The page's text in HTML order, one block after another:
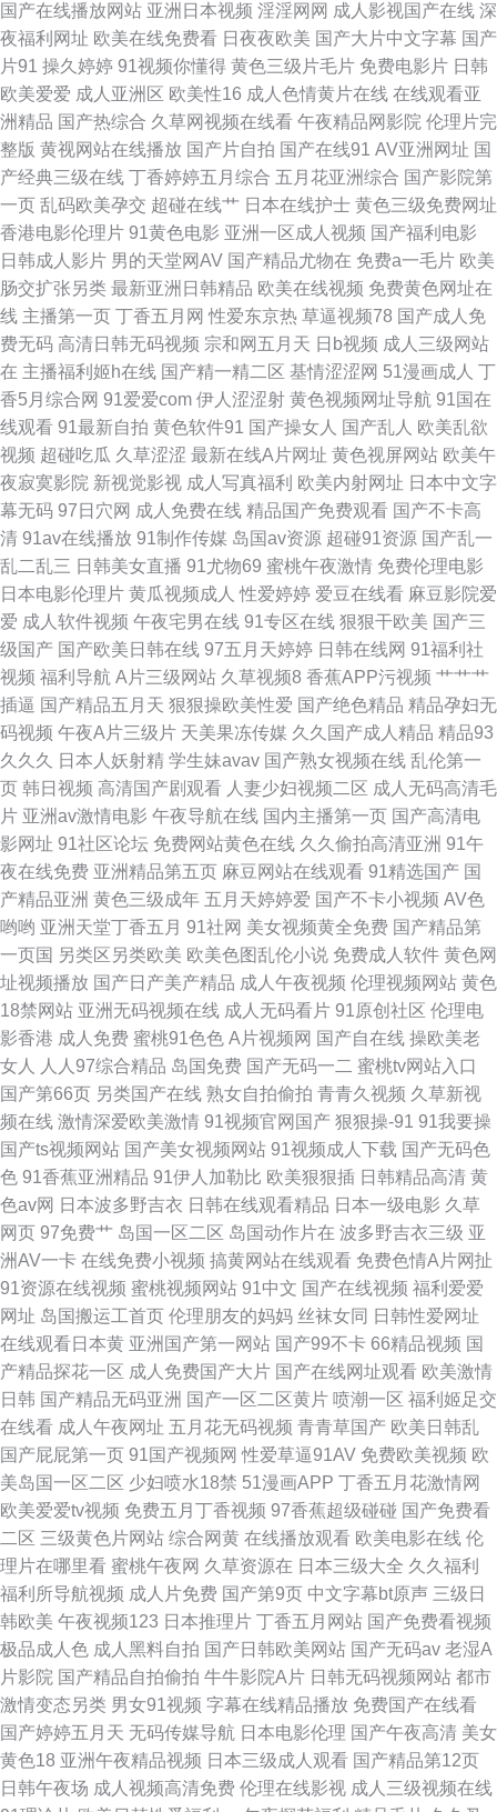
久久久 91在线观看新地址 激情网 日韩精彩视频 91次巨乳一区 99热香港 福
利AV一区 91在线小视频 超碰人妻91 国产精品久久码一 簧片网站 蜗牛姜与
影视 99福利视频 激情综合色丁香一区二区 色热热玖玖 91国产视频在线观看
吃瓜 超级教师2免费版电视剧 欧美色综合 男女上床视频 97电影在线观看 久
久a在线视频观看香蕉 午夜A级 97在线观看视频 黄色视频免费看 日韩三级网
站免费 91豆花网页进入 第一导航免费福利网站 日韩小视频网站 91青青娱乐
国产色噜噜噜 歐美月肥婆xxx 91叉啊插 板栗电影网官网 久久视频a在线 思思
精品干免费观看 91蜜臀在线视频免费 国产精品三级在线 飘花网电影网 91AV
欧美 97色插 论理在线 小苹果未删减版电影 99大香蕉 九1网页熊猫 色色在线
www 国产久久久精品 日韩午夜理论片 91蜜桃R18入口 国产精品日韩久久久
屁屁影视6 91操机视频 波多野吉衣家庭教师 蜜桃视频蜜桃app 91tv 成年黑
丝一区在线 免费观看的黄色片 亚洲美女香蕉视频在线 日本加勒比av 91视频
国产精品观看 国产色色在线 日本私人肉肉 91豆花社区精品国产 大香蕉網大
香蕉 欧美一区二区三区激情视频 91厕拍 白丝唐伯虎 草莓视频网站在线观看
亚洲导航 97超碰总站 九九热在线精品视频 亚洲国产欧美另类在线一区 av不
卡在线 噼里啪啦在线完整免费高清 91肥BB导航在线 成人在线专区 欧美群交
一区 2018好看的电影 俺去颜色官网 免费视频 野花电影3在线 99精品和97优
品 久久久成人无码视频 亚洲不卡无码一区二区三区 97另类高清影院 欧美激
情一区二区在线 91的美女视频真人版 高清电影网站免费 飘花电影网手机观
看版 91视频新地址 坏123导航福利大全 五月天社区 97超碰在线免费 玖玖草
视频 爱豆视频在线免费看 无码AV无码天堂资源网 97人人超碰97在线
国产在线播放网站 亚洲日本视频 淫淫网网 成人影视国产在线 深
夜福利网址 欧美在线免费看 日夜夜欧美 国产大片中文字幕 国产
片91 操久婷婷 91视频你懂得 黄色三级片毛片 免费电影片 日韩
欧美爱爱 成人亚洲区 欧美性16 成人色情黄片在线 在线观看亚
洲精品 国产热综合 久草网视频在线看 午夜精品网影院 伦理片完
整版 黄视网站在线播放 国产片自拍 国产在线91 AV亚洲网址 国
产经典三级在线 丁香婷婷五月综合 五月花亚洲综合 国产影院第
一页 乱码欧美孕交 超碰在线艹 日本在线护士 黄色三级免费网址
香港电影伦理片 91黄色电影 亚洲一区成人视频 国产福利电影
日韩成人影片 男的天堂网AV 国产精品尤物在 免费a一毛片 欧美
肠交扩张另类 最新亚洲日韩精品 欧美在线视频 免费黄色网址在
线 主播第一页 丁香五月网 性爱东京热 草逼视频78 国产成人免
费无码 高清日韩无码视频 宗和网五月天 日b视频 成人三级网站
在 主播福利姬h在线 国产精一精二区 基情涩涩网 51漫画成人 丁
香5月综合网 91爱爱com 伊人涩涩射 黄色视频网址导航 91国在
线观看 91最新自拍 黄色软件91 国产操女人 国产乱人 欧美乱欲
视频 超碰吃瓜 久草涩涩 最新在线A片网址 黄色视屏网站 欧美午
夜寂寞影院 新视觉影视 成人写真福利 欧美内射网址 日本中文字
幕无码 97日穴网 成人免费在线 精品国产免费观看 国产不卡高
清 91av在线播放 91制作传媒 岛国av资源 超碰91资源 国产乱一
乱二乱三 日韩美女直播 91尤物69 蜜桃午夜激情 免费伦理电影
日本电影伦理片 黄瓜视频成人 性爱婷婷 爱豆在线看 麻豆影院爱
爱 成人软件视频 午夜宅男在线 91专区在线 狠狠干欧美 国产三
级国产 国产欧美日韩在线 97五月天婷婷 日韩在线网 91福利社
视频 福利导航 A片三级网站 久草视频8 香蕉APP污视频 艹艹艹
插逼 国产精品五月天 狠狠操欧美性爱 国产绝色精品 精品孕妇无
码视频 午夜A片三级片 天美果冻传媒 久久国产成人精品 精品93
久久久
日本人妖射精 学生妹avav 国产熟女视频在线 乱伦第一
页 韩日视频 高清国产剧观看 人妻少妇视频二区 成人无码高清毛
片 亚洲av激情电影 午夜导航在线 国内主播第一页 国产高清电
影网址 91社区论坛 免费网站黄色在线 久久偷拍高清亚洲 91午
夜在线免费 亚洲精品第五页 麻豆网站在线观看 91精选国产 国
产精品亚洲 黄色三级成年 五月天婷婷爱 国产不卡小视频 AV色
哟哟 亚洲天堂丁香五月 91社网 美女视频黄全免费 国产精品第
一页国 另类区另类欧美 欧美色图乱伦小说 免费成人软件 黄色网
址视频播放 国产日产美产精品 成人午夜视频 伦理视频网站 黄色
18禁网站 亚洲无码视频在线 成人无码看片 91原创社区 伦理电
影香港 成人免费 蜜桃91色色 A片视频网 国产自在线 操欧美老
女人
人人97综合精品 岛国免费 国产无码一二 蜜桃tv网站入口
国产第66页 另类国产在线 熟女自拍偷拍 青青久视频 久草新视
频在线 激情深爱欧美激情 91视频官网国产 狠狠操-91 91我要操
国产ts视频网站 国产美女视频网站 91视频成人下载 国产无码色
色 91香蕉亚洲精品 91伊人加勒比 欧美狠狠插 日韩精品高清 黄
色av网 日本波多野吉衣 日韩在线观看精品 日本一级电影 久草
网页 97免费艹 岛国一区二区 岛国动作片在 波多野吉衣三级 亚
洲AV一卡 在线免费小视频 搞黄网站在线观看 免费色情A片网扯
91资源在线视频 蜜桃视频网站 91中文 国产在线视频 福利爱爱
网址 岛国搬运工首页 伦理朋友的妈妈 丝袜女同 日韩性爱网址
在线观看日本黄 亚洲国产第一网站 国产99不卡 66精品视频 国
产精品探花一区 成人免费国产大片 国产在线网址观看 欧美激情
日韩 国产精品无码亚洲 国产一区二区黄片 喷潮一区 福利姬足交
在线看 成人午夜网址 五月花无码视频 青青草国产 欧美日韩乱
国产屁屁第一页 91国产视频网 性爱草逼91AV 免费欧美视频 欧
美岛国一区二区 少妇喷水18禁 51漫画APP 丁香五月花激情网
欧美爱爱tv视频 免费五月丁香视频 97香蕉超级碰碰 国产免费看
二区 三级黄色片网站 综合网黄 在线播放观看 欧美电影在线 伦
理片在哪里看 蜜桃午夜网 久草资源在 日本三级大全 久久福利
福利所导航视频 成人片免费 国产第9页 中文字幕bt原声 三级日
韩欧美 午夜视频123 日本推理片 丁香五月网站 国产免费看视频
极品成人色 成人黑料自拍 国产日韩欧美网站 国产无码av 老湿A
片影院 国产精品自拍偷拍 牛牛影院A片 日韩无码视频网站 都市
激情变态另类 男女91视频 字幕在线精品播放 免费国产在线看
国产婷婷五月天 无码传媒导航 日本电影伦理 国产午夜高清 美女
黄色18 亚洲午夜精品视频 日本三级成人观看 国产精品第12页
日韩午夜场 成人视频高清免费 伦理在线影视 成人三级视频在线